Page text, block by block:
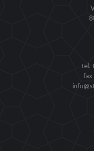
tel.
fax